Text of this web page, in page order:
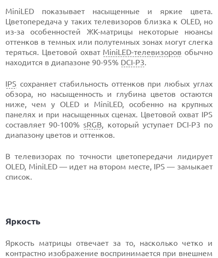
MiniLED показывает насыщенные и яркие цвета.
Цветопередача у таких телевизоров близка к OLED, но
из-за особенностей ЖК-матрицы некоторые нюансы
оттенков в темных или полутемных зонах могут слегка
теряться. Цветовой охват MiniLED-телевизоров обычно
находится в диапазоне 90-95% DCI-P3.
IPS сохраняет стабильность оттенков при любых углах
обзора, но насыщенность и глубина цветов остаются
ниже, чем у OLED и MiniLED, особенно на крупных
панелях и при насыщенных сценах. Цветовой охват IPS
составляет 90-100% sRGB, который уступает DCI-P3 по
диапазону цветов и оттенков.
В телевизорах по точности цветопередачи лидирует
OLED, MiniLED — идет на втором месте, IPS — замыкает
список.
Яркость
Яркость матрицы отвечает за то, насколько четко и
контрастно изображение воспринимается при внешнем